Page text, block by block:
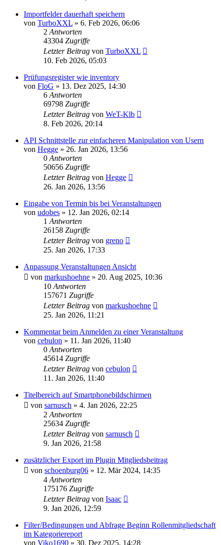
Importfelder dauerhaft speichern
von TurboXXL » 6. Feb 2026, 06:06
2 Antworten
43304 Zugriffe
Letzter Beitrag von TurboXXL
10. Feb 2026, 05:03
Prüfungsregister wie inventory
von FloG » 13. Dez 2025, 14:30
6 Antworten
69798 Zugriffe
Letzter Beitrag von WeT-Klb
8. Feb 2026, 20:14
API Schnittstelle zur einfacheren Manipulation von Usern
von Hegge » 26. Jan 2026, 13:56
0 Antworten
50656 Zugriffe
Letzter Beitrag von Hegge
26. Jan 2026, 13:56
Eingabe von Termin bis bei Veranstaltungen
von udobes » 12. Jan 2026, 02:14
1 Antworten
26158 Zugriffe
Letzter Beitrag von greno
25. Jan 2026, 17:33
Anpassung Veranstaltungen Ansicht
von markushoehne » 20. Aug 2025, 10:36
10 Antworten
157671 Zugriffe
Letzter Beitrag von markushoehne
25. Jan 2026, 11:21
Kommentar beim Anmelden zu einer Veranstaltung
von cebulon » 11. Jan 2026, 11:40
0 Antworten
45614 Zugriffe
Letzter Beitrag von cebulon
11. Jan 2026, 11:40
Titelbereich auf Smartphonebildschirmen
von sarnusch » 4. Jan 2026, 22:25
2 Antworten
25634 Zugriffe
Letzter Beitrag von sarnusch
9. Jan 2026, 21:58
zusätzlicher Export im Plugin Mitgliedsbeitrag
von schoenburg06 » 12. Mär 2024, 14:35
4 Antworten
175176 Zugriffe
Letzter Beitrag von Isaac
9. Jan 2026, 12:59
Filter/Bedingungen und Abfrage Beginn Rollenmitgliedschaft
im Kategoriereport
von Viko1690 » 30. Dez 2025, 14:28